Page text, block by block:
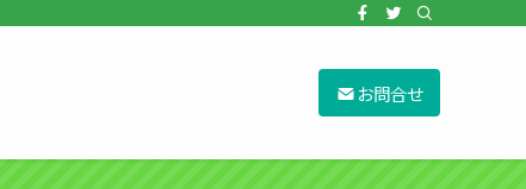
お問合せ